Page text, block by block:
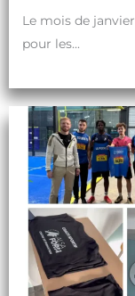
Le mois de
pour les...